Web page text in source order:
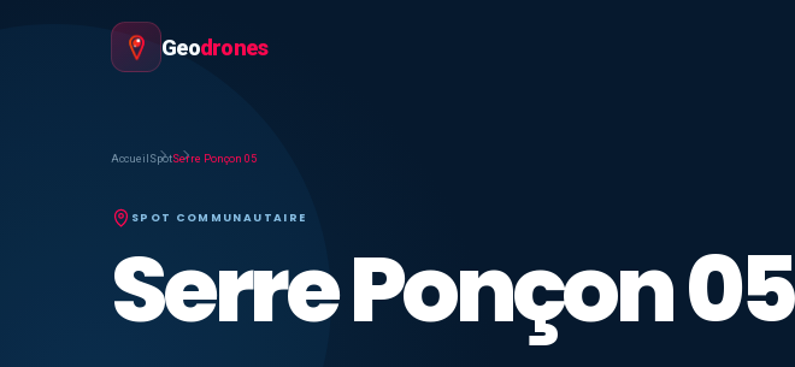
Geodrones
Accueil SpotSerre Ponçon 05
SPOT COMMUNAUTAIRE
Serre Ponçon 05